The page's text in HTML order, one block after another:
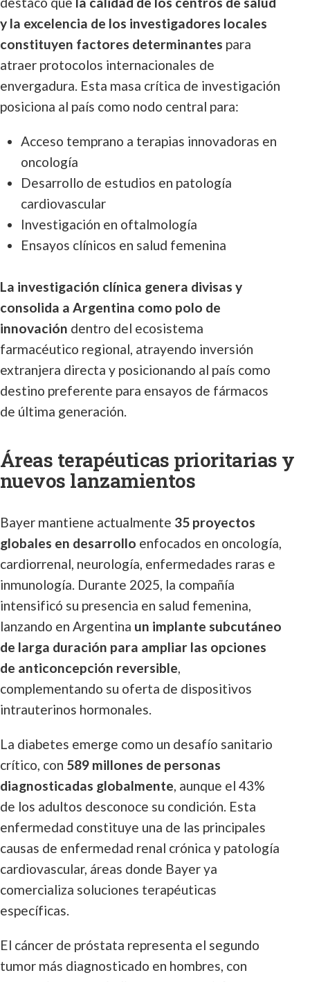
y la excelencia de los investigadores locales
constituyen factores determinantes para
atraer protocolos internacionales de
envergadura. Esta masa crítica de investigación
posiciona al país como nodo central para:
Acceso temprano a terapias innovadoras en
oncología
Desarrollo de estudios en patología
cardiovascular
Investigación en oftalmología
Ensayos clínicos en salud femenina
La investigación clínica genera divisas y
consolida a Argentina como polo de
innovación dentro del ecosistema
farmacéutico regional, atrayendo inversión
extranjera directa y posicionando al país como
destino preferente para ensayos de fármacos
de última generación.
Áreas terapéuticas prioritarias y
nuevos lanzamientos
Bayer mantiene actualmente 35 proyectos
globales en desarrollo enfocados en oncología,
cardiorrenal, neurología, enfermedades raras e
inmunología. Durante 2025, la compañía
intensificó su presencia en salud femenina,
lanzando en Argentina un implante subcutáneo
de larga duración para ampliar las opciones
de anticoncepción reversible,
complementando su oferta de dispositivos
intrauterinos hormonales.
La diabetes emerge como un desafío sanitario
crítico, con 589 millones de personas
diagnosticadas globalmente, aunque el 43%
de los adultos desconoce su condición. Esta
enfermedad constituye una de las principales
causas de enfermedad renal crónica y patología
cardiovascular, áreas donde Bayer ya
comercializa soluciones terapéuticas
específicas.
El cáncer de próstata representa el segundo
tumor más diagnosticado en hombres, con